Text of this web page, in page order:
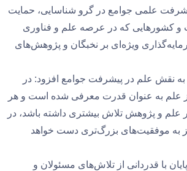
علمی جوامع در گرو شناسایی، حمایت
و کشورهایی که در عرصه علم و فناوری
ویژه‌ای بر نخبگان و پژوهش‌های
به نقش علم در پیشرفت جوامع افزود: در
علم به عنوان قدرت معرفی شده است و هر
علم و پژوهش تلاش بیشتری داشته باشد، در
به موفقیت‌های بزرگ‌تری دست خواهد
با قدردانی از تلاش‌های مسئولان و